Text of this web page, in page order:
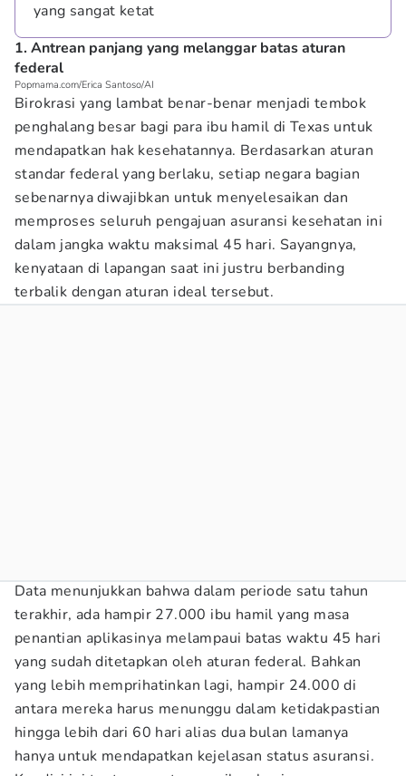
yang sangat ketat
1. Antrean panjang yang melanggar batas aturan
federal
Popmama.com/Erica Santoso/AI
Birokrasi yang lambat benar-benar menjadi tembok
penghalang besar bagi para ibu hamil di Texas untuk
mendapatkan hak kesehatannya. Berdasarkan aturan
standar federal yang berlaku, setiap negara bagian
sebenarnya diwajibkan untuk menyelesaikan dan
memproses seluruh pengajuan asuransi kesehatan ini
dalam jangka waktu maksimal 45 hari. Sayangnya,
kenyataan di lapangan saat ini justru berbanding
terbalik dengan aturan ideal tersebut.
Data menunjukkan bahwa dalam periode satu tahun
terakhir, ada hampir 27.000 ibu hamil yang masa
penantian aplikasinya melampaui batas waktu 45 hari
yang sudah ditetapkan oleh aturan federal. Bahkan
yang lebih memprihatinkan lagi, hampir 24.000 di
antara mereka harus menunggu dalam ketidakpastian
hingga lebih dari 60 hari alias dua bulan lamanya
hanya untuk mendapatkan kejelasan status asuransi.